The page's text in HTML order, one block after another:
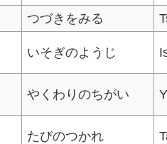
つづきをみる
いそぎのようじ
やくわりのちがい
たびのつかれ